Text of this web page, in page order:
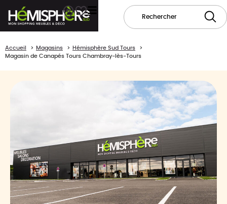
Accueil Magasins
Hémisphère Sud Tours
Magasin de Canapés Tours Chambray-lès-Tours